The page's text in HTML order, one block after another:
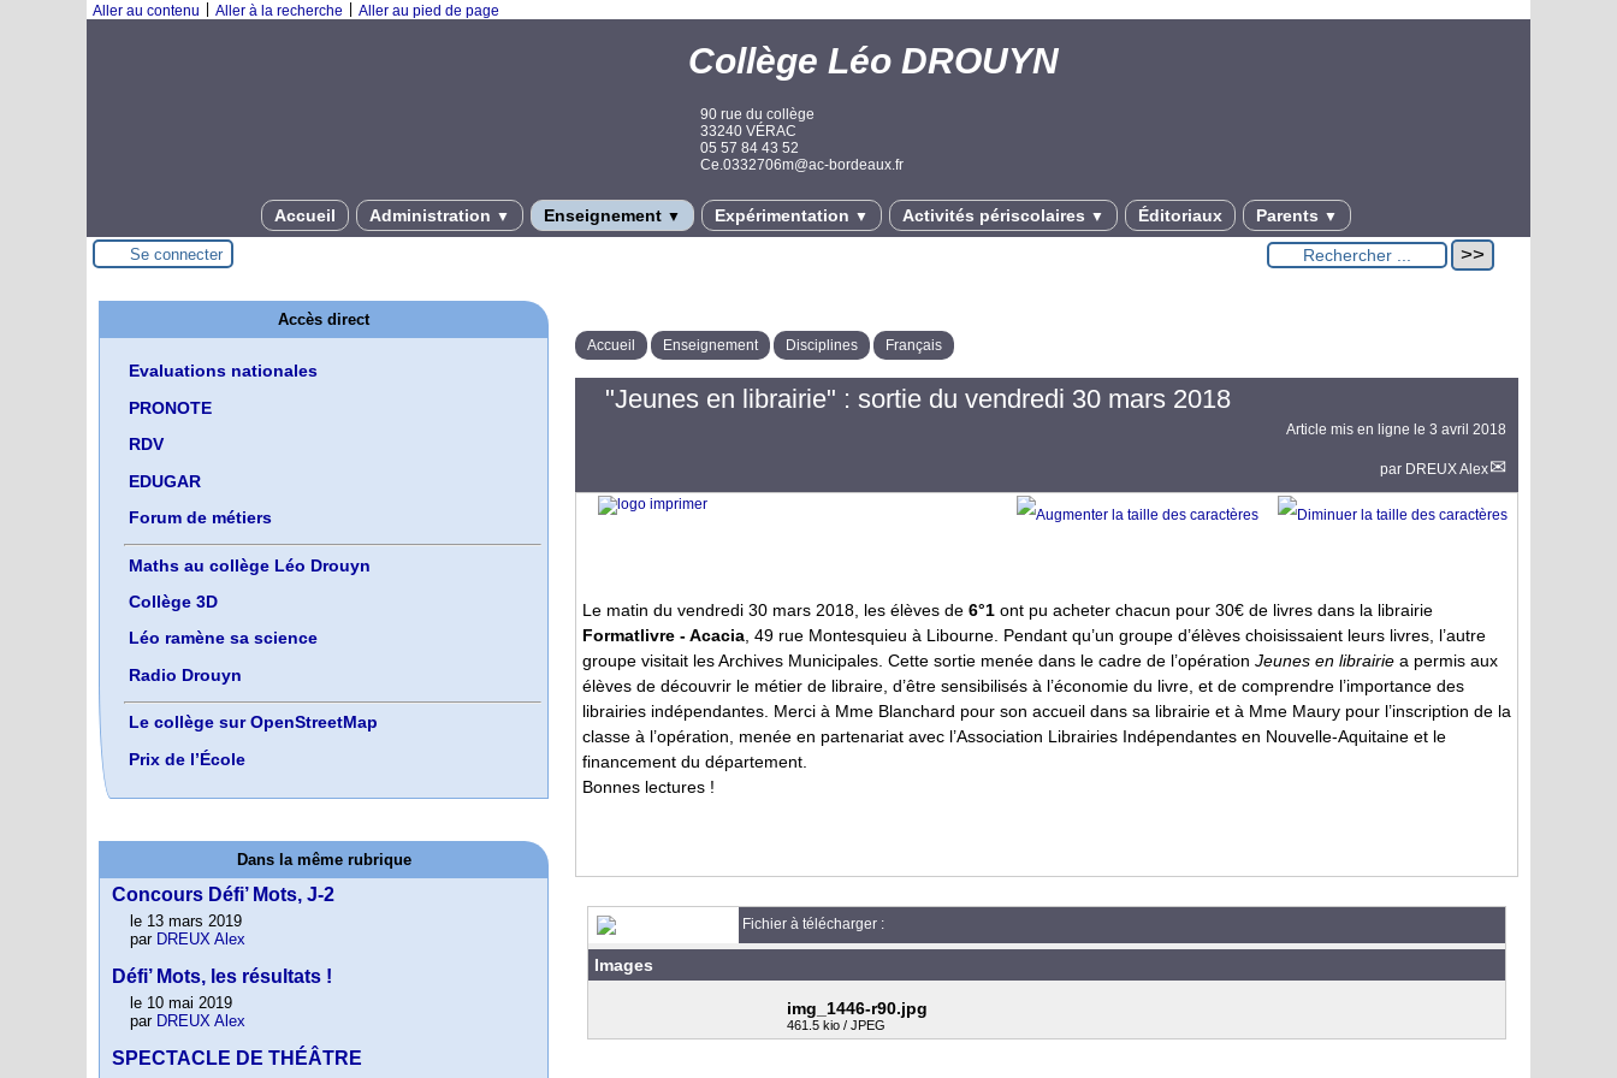
Aller au contenu Aller à la recherche Aller au pied de page
Collège Léo DROUYN
90 rue du collège
33240 VÉRAC
05 57 84 43 52
Ce.0332706m@ac-bordeaux.fr
Accueil Administration ▼ Enseignement ▼ Expérimentation ▼ Activités périscolaires ▼ Éditoriaux Parents ▼
Se connecter
Accueil Enseignement Disciplines Français
"Jeunes en librairie" : sortie du vendredi 30 mars 2018
Article mis en ligne le 3 avril 2018
par DREUX Alex
Le matin du vendredi 30 mars 2018, les élèves de 6°1 ont pu acheter chacun pour 30€ de livres dans la librairie
Formatlivre - Acacia, 49 rue Montesquieu à Libourne. Pendant qu’un groupe d’élèves choisissaient leurs livres, l’autre
groupe visitait les Archives Municipales. Cette sortie menée dans le cadre de l’opération Jeunes en librairie a permis aux
élèves de découvrir le métier de libraire, d’être sensibilisés à l’économie du livre, et de comprendre l’importance des
librairies indépendantes. Merci à Mme Blanchard pour son accueil dans sa librairie et à Mme Maury pour l’inscription de la
classe à l’opération, menée en partenariat avec l’Association Librairies Indépendantes en Nouvelle-Aquitaine et le
financement du département.
Bonnes lectures !
Fichier à télécharger :
Images
img_1446-r90.jpg
461.5 kio / JPEG
Accès direct
Evaluations nationales
PRONOTE
RDV
EDUGAR
Forum de métiers
Maths au collège Léo Drouyn
Collège 3D
Léo ramène sa science
Radio Drouyn
Le collège sur OpenStreetMap
Prix de l’École
Dans la même rubrique
Concours Défi’ Mots, J-2
le 13 mars 2019
par DREUX Alex
Défi’ Mots, les résultats !
le 10 mai 2019
par DREUX Alex
SPECTACLE DE THÉÂTRE